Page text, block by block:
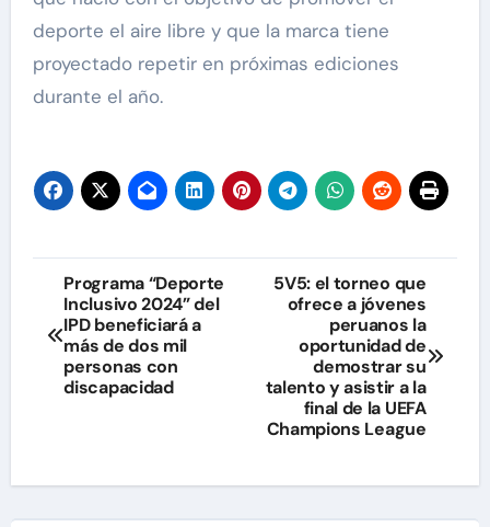
deporte el aire libre y que la marca tiene
proyectado repetir en próximas ediciones
durante el año.
Navegación
de
entradas
Programa “Deporte
Inclusivo 2024” del
IPD beneficiará a
más de dos mil
personas con
discapacidad
5V5: el torneo que
ofrece a jóvenes
peruanos la
oportunidad de
demostrar su
talento y asistir a la
final de la UEFA
Champions League